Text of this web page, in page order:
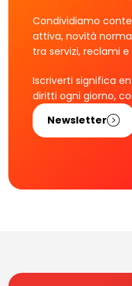
Condividiamo
attiva, novità
tra servizi, reclami
Iscriverti significa
diritti ogni giorno,
Newsletter